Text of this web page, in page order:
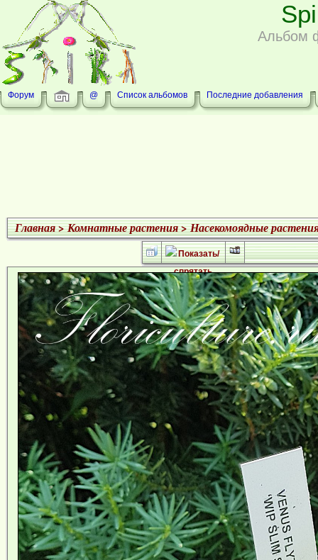
Альбом
Форум @ Список альбомов Последние добавления
Главная>Комнатные растения>Насекомоядные